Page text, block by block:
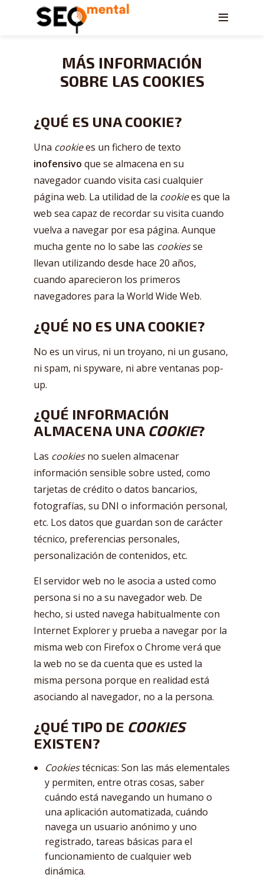
MÁS INFORMACIÓN
SOBRE LAS COOKIES
¿QUÉ ES UNA COOKIE?
Una cookiees un fichero de texto
inofensivo que se almacena en su
navegador cuando visita casi cualquier
página web. La utilidad de la cookiees que la
web sea capaz de recordar su visita cuando
vuelva a navegar por esa página. Aunque
mucha gente no lo sabe las cookiesse
llevan utilizando desde hace 20 años,
cuando aparecieron los primeros
navegadores para la World Wide Web.
¿QUÉ NO ES UNA COOKIE?
No es un virus, ni un troyano, ni un gusano,
ni spam, ni spyware, ni abre ventanas pop-
up.
¿QUÉ INFORMACIÓN
ALMACENA UNA COOKIE?
Las cookiesno suelen almacenar
información sensible sobre usted, como
tarjetas de crédito o datos bancarios,
fotografías, su DNI o información personal,
etc. Los datos que guardan son de carácter
técnico, preferencias personales,
personalización de contenidos, etc.
El servidor web no le asocia a usted como
persona si no a su navegador web. De
hecho, si usted navega habitualmente con
Internet Explorer y prueba a navegar por la
misma web con Firefox o Chrome verá que
la web no se da cuenta que es usted la
misma persona porque en realidad está
asociando al navegador, no a la persona.
¿QUÉ TIPO DE COOKIES
EXISTEN?
Cookiestécnicas: Son las más elementales
y permiten, entre otras cosas, saber
cuándo está navegando un humano o
una aplicación automatizada, cuándo
navega un usuario anónimo y uno
registrado, tareas básicas para el
funcionamiento de cualquier web
dinámica.